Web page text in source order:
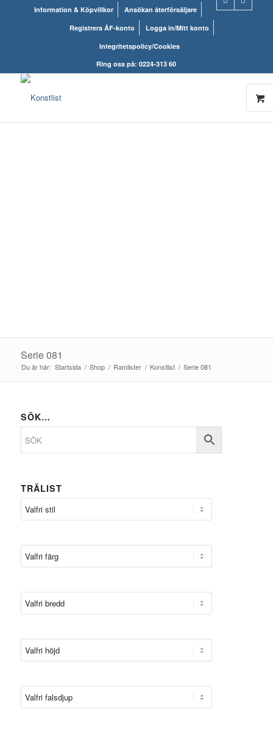
Information & Köpvillkor
Ansökan återförsäljare
Registrera ÅF-konto
Logga in/Mitt konto
Integritetspolicy/Cookies
Ring oss på: 0224-313 60
Serie 081
Du är här: Startsida / Shop / Ramlister / Konstlist / Serie 081
SÖK…
TRÄLIST